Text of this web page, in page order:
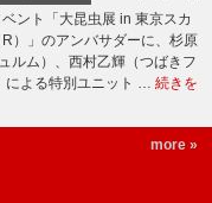
ント「大昆虫展 in 東京スカ
）」のアンバサダーに、杉原
ルム）、西村乙輝（つばきフ
による特別ユニット … 続きを
more »